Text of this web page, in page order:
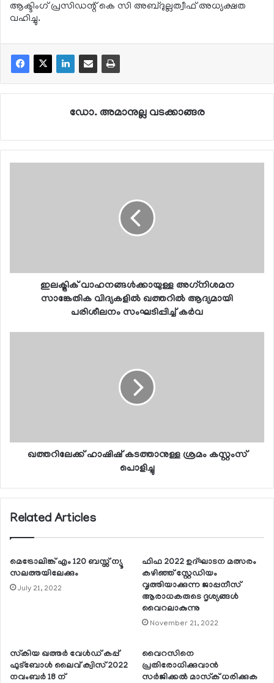
ആക്ടിംഗ് പ്രസിഡന്റ് കെ സി അബ്ദുല്ലത്വീഫ് അധ്യക്ഷത
വഹിച്ചു.
ഡോ. അമാനുല്ല വടക്കാങ്ങര
ഇലക്ട്രിക് വാഹനങ്ങള്‍ക്കായുള്ള അഗ്‌നിശമന
സാങ്കേതിക വിദ്യകളില്‍ ഖത്തറില്‍ ആദ്യമായി
പരിശീലനം സംഘടിപ്പിച്ച് കര്‍വ
ഖത്തറിലേക്ക് ഹാഷിഷ് കടത്താനുള്ള ശ്രമം കസ്റ്റംസ്
പൊളിച്ചു
Related Articles
മെട്രോലിങ്ക് എം 120 ബസ്സ് ന്യൂ
സലത്തയിലേക്കും
July 21, 2022
ഫിഫ 2022 ഉദ്ഘാടന മത്സരം
കഴിഞ്ഞ് സ്റ്റേഡിയം
വൃത്തിയാക്കുന്ന ജാപ്പനീസ്
ആരാധകരുടെ ദൃശ്യങ്ങള്‍
വൈറലാകുന്നു
November 21, 2022
സ്‌കിയ ഖത്തര്‍ വേള്‍ഡ് കപ്പ്
ഫുട്‌ബോള്‍ ലൈവ് ക്വിസ് 2022
നവംബര്‍ 18 ന്
വൈറസിനെ
പ്രതിരോധിക്കുവാന്‍
സര്‍ജിക്കല്‍ മാസ്‌ക് ധരിക്കുക